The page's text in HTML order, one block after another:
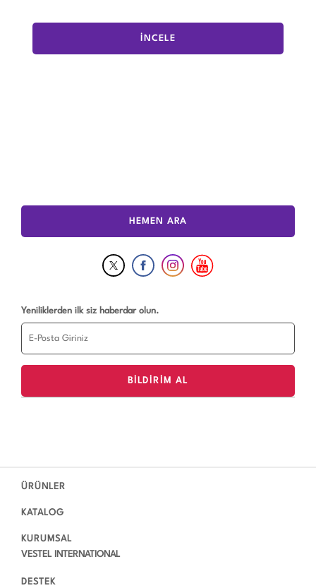
İNCELE
HEMEN ARA
Yeniliklerden ilk siz haberdar olun.
ÜRÜNLER
KATALOG
KURUMSAL
VESTEL INTERNATIONAL
DESTEK